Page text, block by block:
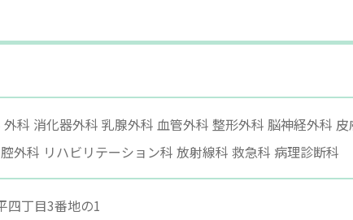
科 消化器外科 乳腺外科 血管外科 整形外科 脳神経外科
外科 リハビリテーション科 放射線科 救急科 病理診断科
丁目3番地の1